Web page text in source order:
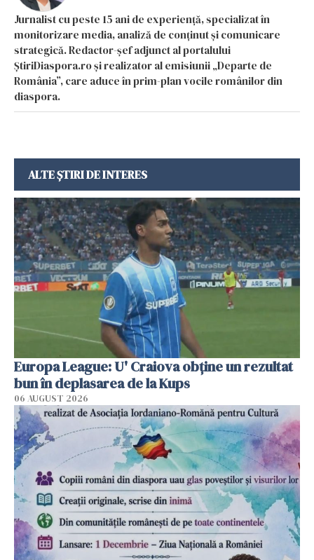
Jurnalist cu peste 15 ani de experiență, specializat în
monitorizare media, analiză de conținut și comunicare
strategică. Redactor-șef adjunct al portalului
ȘtiriDiaspora.ro și realizator al emisiunii „Departe de
România”, care aduce în prim-plan vocile românilor din
diaspora.
ALTE ȘTIRI DE INTERES
Europa League: U' Craiova obține un rezultat
bun în deplasarea de la Kups
06 AUGUST 2026